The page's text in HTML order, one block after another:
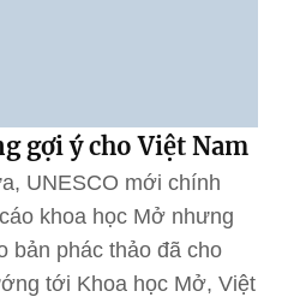
gợi ý cho Việt Nam
UNESCO mới chính
khoa học Mở nhưng
bản phác thảo đã cho
tới Khoa học Mở, Việt